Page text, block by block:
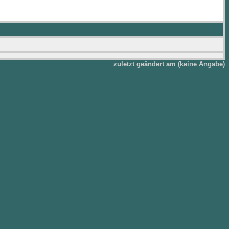
zuletzt geändert am (keine Angabe)